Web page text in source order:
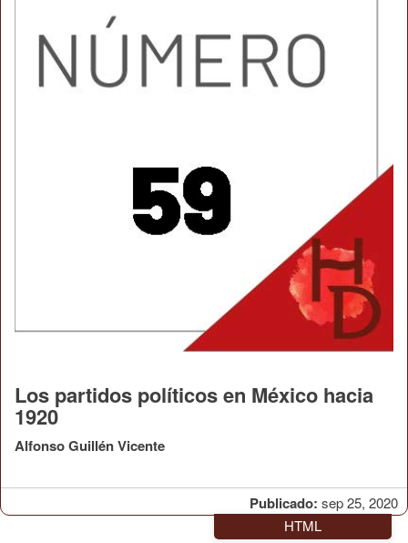
Publicado: sep 25, 2020
Los partidos políticos en México hacia
1920
Alfonso Guillén Vicente
HTML